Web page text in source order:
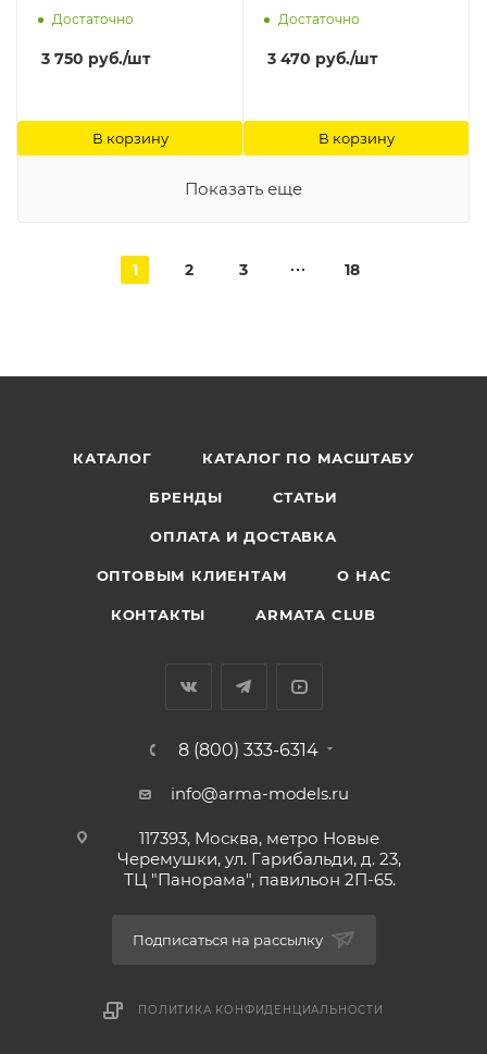
Expert
Достаточно
3 750 руб./шт
В корзину
Достаточно
3 470 руб./шт
В корзину
Показать еще
1 2 3 18
КАТАЛОГ КАТАЛОГ ПО МАСШТАБУ
БРЕНДЫ СТАТЬИ
ОПЛАТА И ДОСТАВКА
ОПТОВЫМ КЛИЕНТАМ О НАС
КОНТАКТЫ ARMATA CLUB
8 (800) 333-6314
info@arma-models.ru
117393, Москва, метро Новые
Черемушки, ул. Гарибальди, д. 23,
ТЦ "Панорама", павильон 2П-65.
Подписаться на рассылку
ПОЛИТИКА КОНФИДЕНЦИАЛЬНОСТИ